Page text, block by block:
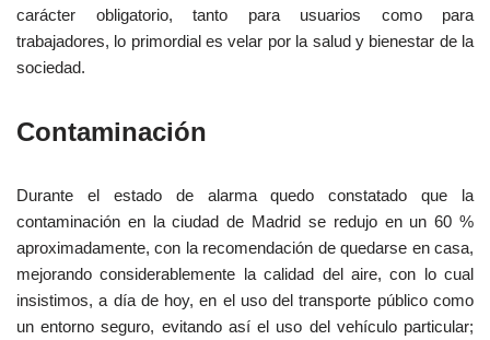
carácter obligatorio, tanto para usuarios como para
trabajadores, lo primordial es velar por la salud y bienestar de la
sociedad.
Contaminación
Durante el estado de alarma quedo constatado que la
contaminación en la ciudad de Madrid se redujo en un 60 %
aproximadamente, con la recomendación de quedarse en casa,
mejorando considerablemente la calidad del aire, con lo cual
insistimos, a día de hoy, en el uso del transporte público como
un entorno seguro, evitando así el uso del vehículo particular;